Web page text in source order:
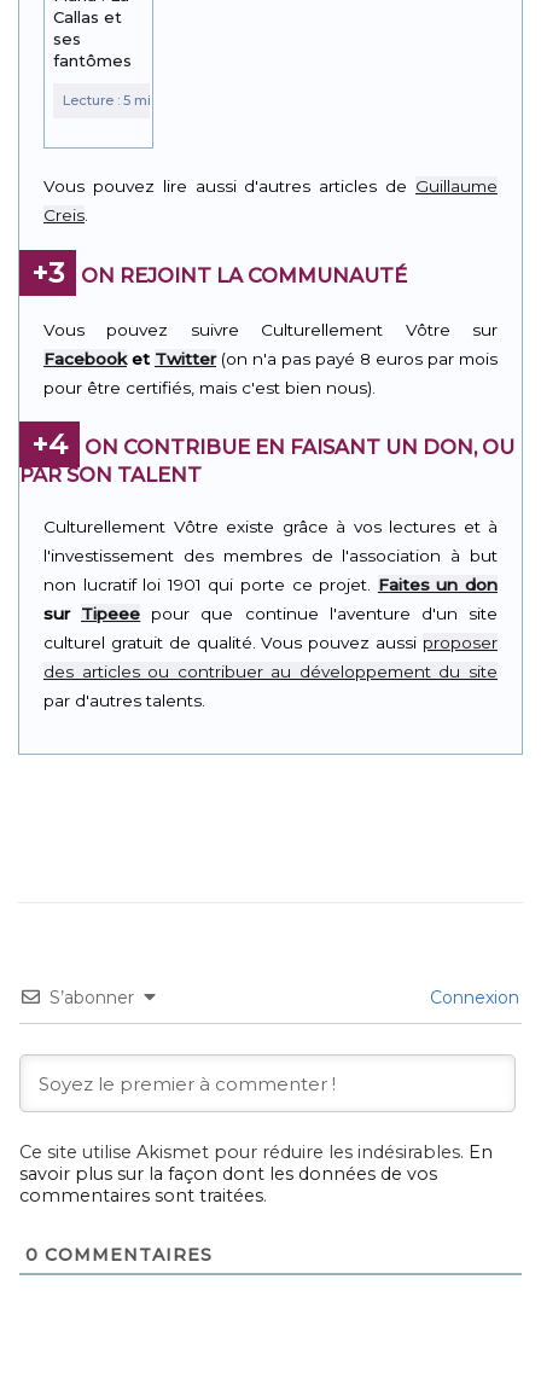
Callas et
ses
fantômes
Vous pouvez lire aussi d'autres articles de Guillaume
Creis
+3 ON REJOINT LA COMMUNAUTÉ
Vous pouvez suivre Culturellement Vôtre sur
Facebooket Twitter(on n'a pas payé 8 euros par mois
pour être certifiés, mais c'est bien nous).
+4
ON CONTRIBUE EN FAISANT UN DON, OU
PAR SON TALENT
Culturellement Vôtre existe grâce à vos lectures et à
l'investissement des membres de l'association à but
non lucratif loi 1901 qui porte ce projet. Faites un don
sur Tipeee pour que continue l'aventure d'un site
culturel gratuit de qualité. Vous pouvez aussi proposer
des articles ou contribuer au développement du site
par d'autres talents.
S’abonner Connexion
Ce site utilise Akismet pour réduire les indésirables. En
savoir plus sur la façon dont les données de vos
commentaires sont traitées.
0 COMMENTAIRES